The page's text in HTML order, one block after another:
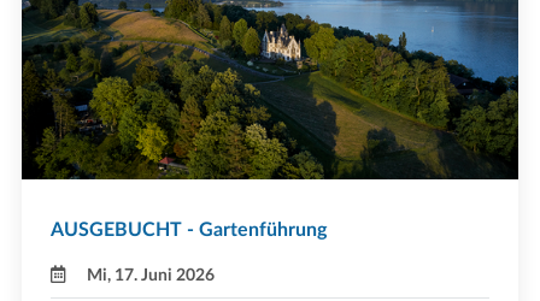
AUSGEBUCHT - Gartenführung
Mi, 17. Juni 2026